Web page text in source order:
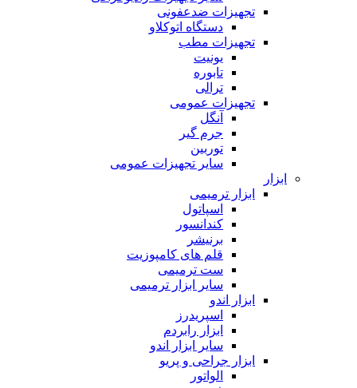
تجهیزات ضدعفونی
دستگاه اتوکلاو
تجهیزات مطب
یونیت
تابوره
ترالی
تجهیزات عمومی
آنگل
جرم گیر
توربین
سایر تجهیزات عمومی
ابزار
ابزار ترمیمی
اسپاتول
کندانسور
برنیشر
قلم های کامپوزیت
ست ترمیمی
سایر ابزار ترمیمی
ابزار اندو
اسپریدرز
ابزار رابردم
سایر ابزار اندو
ابزار جراحی و پریو
الواتور